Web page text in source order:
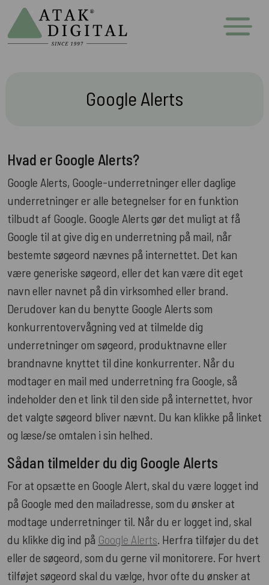
Google Alerts
Hvad er Google Alerts?
Google Alerts, Google-underretninger eller daglige
underretninger er alle betegnelser for en funktion
tilbudt af Google. Google Alerts gør det muligt at få
Google til at give dig en underretning på mail, når
bestemte søgeord nævnes på internettet. Det kan
være generiske søgeord, eller det kan være dit eget
navn eller navnet på din virksomhed eller brand.
Derudover kan du benytte Google Alerts som
konkurrentovervågning ved at tilmelde dig
underretninger om søgeord, produktnavne eller
brandnavne knyttet til dine konkurrenter. Når du
modtager en mail med underretning fra Google, så
indeholder den et link til den side på internettet, hvor
det valgte søgeord bliver nævnt. Du kan klikke på linket
og læse/se omtalen i sin helhed.
Sådan tilmelder du dig Google Alerts
For at opsætte en Google Alert, skal du være logget ind
på Google med den mailadresse, som du ønsker at
modtage underretninger til. Når du er logget ind, skal
du klikke dig ind på Google Alerts. Herfra tilføjer du det
eller de søgeord, som du gerne vil monitorere. For hvert
tilføjet søgeord skal du vælge, hvor ofte du ønsker at